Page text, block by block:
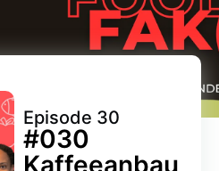
Episode 30
#030
Kaffeeanbau